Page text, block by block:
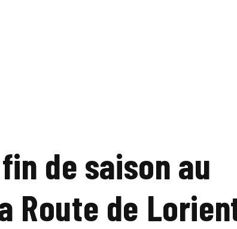
de saison au
Route de